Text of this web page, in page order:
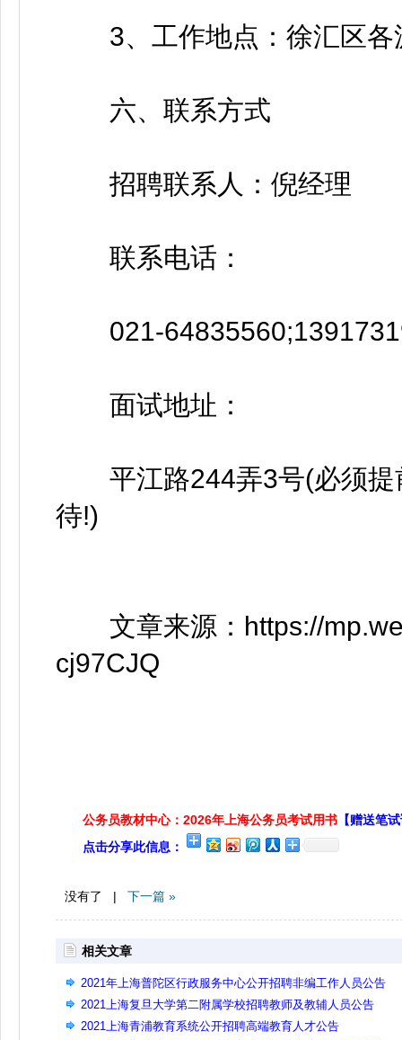
3、工作地点：徐汇区各
六、联系方式
招聘联系人：倪经理
联系电话：
021-
面试地址：
平江路244弄3号(必须提
待!)
文章来源：https://
cj97CJQ
公务员教材中心：2026年上海公务员考试用书 【赠送笔
点击分享此信息：
没有了 | 下一篇 »
相关文章
2021年上海普陀区行政服务中心公开招聘非编工作人员公告
2021上海复旦大学第二附属学校招聘教师及教辅人员公告
2021上海青浦教育系统公开招聘高端教育人才公告